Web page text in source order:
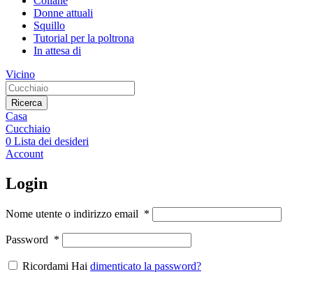
Donne attuali
Squillo
Tutorial per la poltrona
In attesa di
Vicino
Ricerca
Casa
Cucchiaio
0 Lista dei desideri
Account
Login
Nome utente o indirizzo email *
Password *
Ricordami Hai dimenticato la password?